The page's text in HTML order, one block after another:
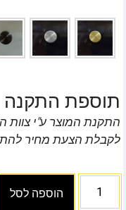
תוספת התקנה
התקנת המוצר ע"י צוות
לקבלת הצעת מחיר
הוספה לסל